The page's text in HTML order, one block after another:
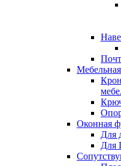
Оконная
Для
Для